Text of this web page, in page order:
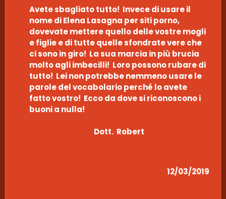
Avete sbagliato tutto! Invece di usare il
nome di Elena Lasagna per siti porno,
dovevate mettere quello delle vostre mogli
e figlie e di tutte quelle sfondrate vere che
ci sono in giro! La sua marcia in più brucia
molto agli imbecilli! Loro possono rubare di
tutto! Lei non potrebbe nemmeno usare le
parole del vocabolario perché lo avete
fatto vostro! Ecco da dove si riconoscono i
buoni a nulla!
Dott. Robert
12/03/2019